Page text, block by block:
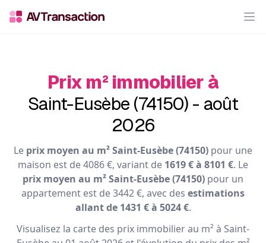
Prix m² immobilier à
Saint-Eusèbe (74150) - août
2026
Le prix moyen au m² Saint-Eusèbe (74150) pour une
maison est de 4086 €, variant de 1619 € à 8101 €. Le
prix moyen au m² Saint-Eusèbe (74150) pour un
appartement est de 3442 €, avec des estimations
allant de 1431 € à 5024 €.
Visualisez la carte des prix immobilier au m² à Saint-